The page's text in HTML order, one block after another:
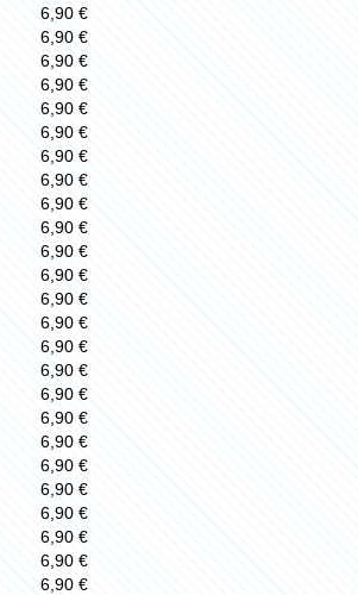
6,90 €
6,90 €
6,90 €
6,90 €
6,90 €
6,90 €
6,90 €
6,90 €
6,90 €
6,90 €
6,90 €
6,90 €
6,90 €
6,90 €
6,90 €
6,90 €
6,90 €
6,90 €
6,90 €
6,90 €
6,90 €
6,90 €
6,90 €
6,90 €
6,90 €